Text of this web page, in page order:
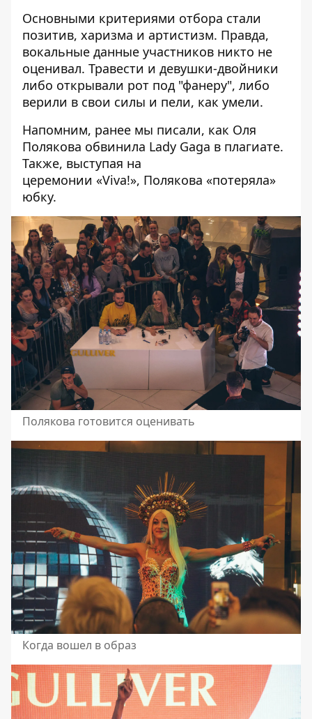
Основными критериями отбора стали
позитив, харизма и артистизм. Правда,
вокальные данные участников никто не
оценивал. Травести и девушки-двойники
либо открывали рот под "фанеру", либо
верили в свои силы и пели, как умели.
Напомним, ранее мы писали, как Оля
Полякова обвинила Lady Gaga в плагиате.
Также, выступая на
церемонии «Viva!», Полякова «потеряла»
юбку.
Полякова готовится оценивать
Когда вошел в образ